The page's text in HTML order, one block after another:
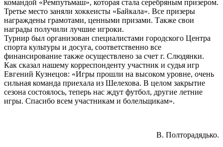
командой «Ремпутьмаш», которая стала серебряным призером.
Третье место заняли хоккеисты «Байкала». Все призеры
награждены грамотами, ценными призами. Также свои
награды получили лучшие игроки.
Турнир был организован специалистами городского Центра
спорта культуры и досуга, соответственно все
финансирование также осуществлено за счет г. Слюдянки.
Как сказал нашему корреспонденту участник и судья игр
Евгений Кузнецов: «Игры прошли на высоком уровне, очень
сильная команда приехала из Шелехова. В целом закрытие
сезона состоялось, теперь нас ждут футбол, другие летние
игры. Спасибо всем участникам и болельщикам».
В. Полторадядько.